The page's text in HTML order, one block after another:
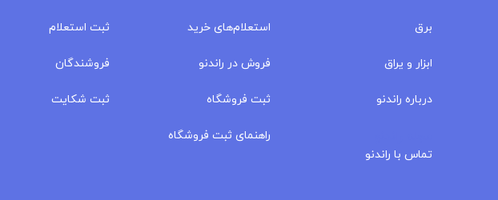
برق
ابزار و یراق
درباره‌ راندنو
تماس با راندنو
استعلام‌های خرید
فروش در راندنو
ثبت فروشگاه
راهنمای ثبت فروشگاه
ثبت استعلام
فروشندگان
ثبت شکایت